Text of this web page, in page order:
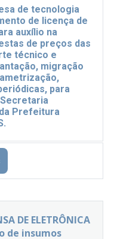
de tecnologia
de licença de
auxílio na
de preços das
técnico e
migração
para
Prefeitura
DE ELETRÔNICA
de insumos